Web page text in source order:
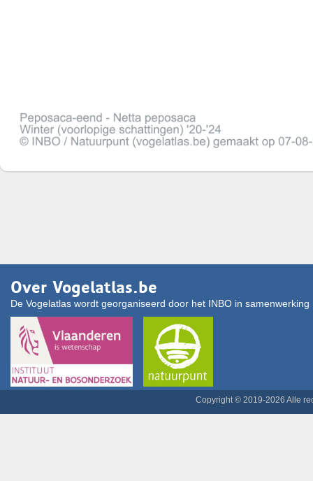
Over Vogelatlas.be
De Vogelatlas wordt georganiseerd door het INBO in
Copyright © 2019-2026 Alle